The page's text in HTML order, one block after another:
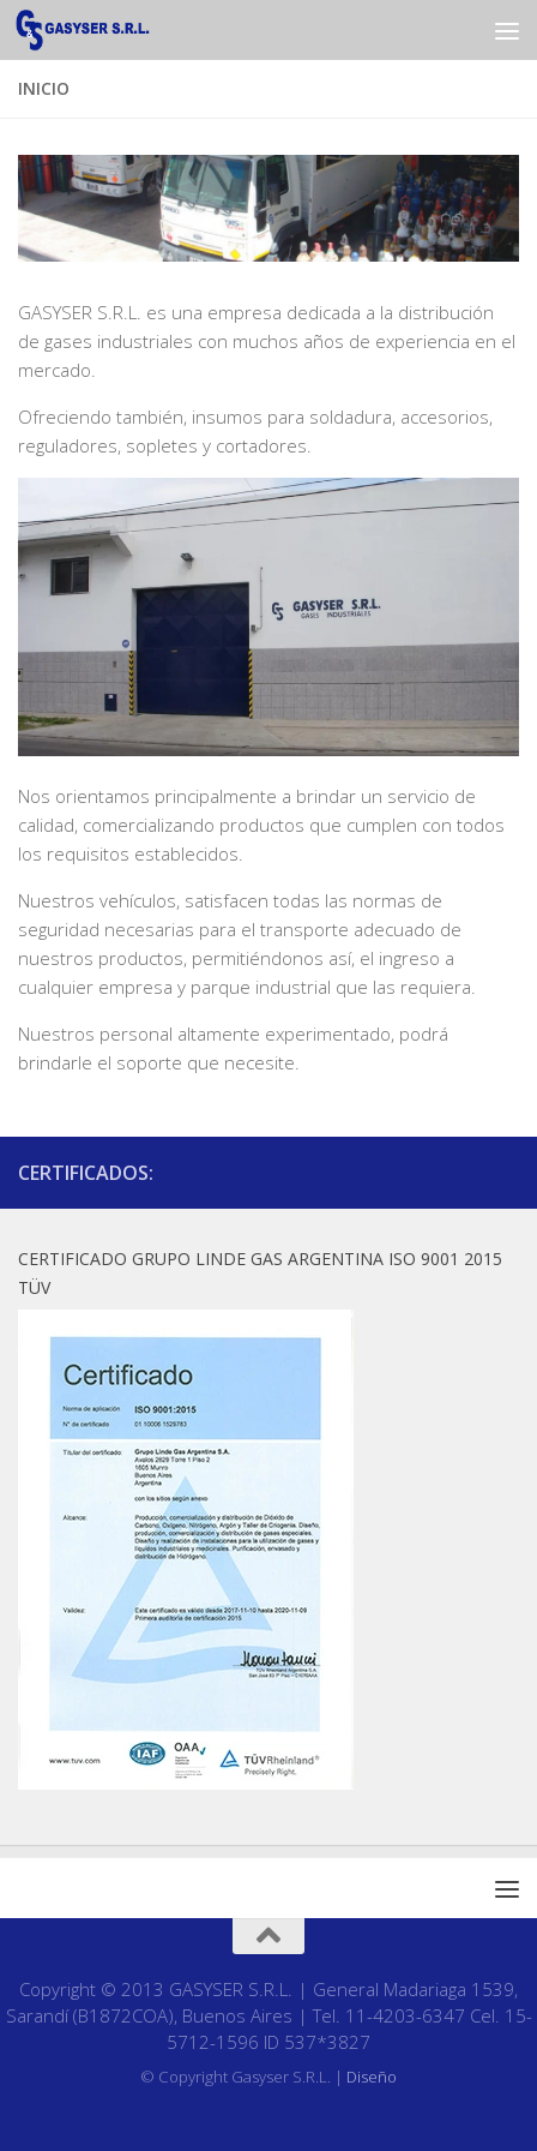
Saltar al contenido
INICIO
GASYSER S.R.L. es una empresa dedicada a la distribución
de gases industriales con muchos años de experiencia en el
mercado.
Ofreciendo también, insumos para soldadura, accesorios,
reguladores, sopletes y cortadores.
Nos orientamos principalmente a brindar un servicio de
calidad, comercializando productos que cumplen con todos
los requisitos establecidos.
Nuestros vehículos, satisfacen todas las normas de
seguridad necesarias para el transporte adecuado de
nuestros productos, permitiéndonos así, el ingreso a
cualquier empresa y parque industrial que las requiera.
Nuestros personal altamente experimentado, podrá
brindarle el soporte que necesite.
CERTIFICADOS:
CERTIFICADO GRUPO LINDE GAS ARGENTINA ISO 9001 2015
TÜV
Copyright © 2013 GASYSER S.R.L. | General Madariaga 1539,
Sarandí (B1872COA), Buenos Aires | Tel. 11-4203-6347 Cel. 15-
5712-1596 ID 537*3827
© Copyright Gasyser S.R.L. | Diseño